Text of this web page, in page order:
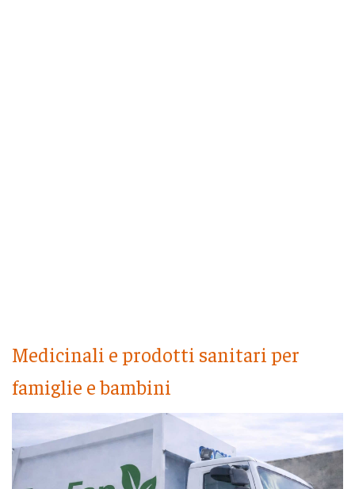
Medicinali e prodotti sanitari per
famiglie e bambini